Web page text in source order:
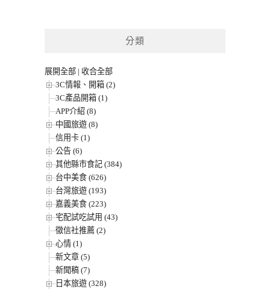
分類
展開全部 | 收合全部
3C情報、開箱 (2)
3C產品開箱 (1)
APP介紹 (8)
中國旅遊 (8)
信用卡 (1)
公告 (6)
其他縣市食記 (384)
台中美食 (626)
台灣旅遊 (193)
嘉義美食 (223)
宅配試吃試用 (43)
徵信社推薦 (2)
心情 (1)
新文章 (5)
新聞稿 (7)
日本旅遊 (328)